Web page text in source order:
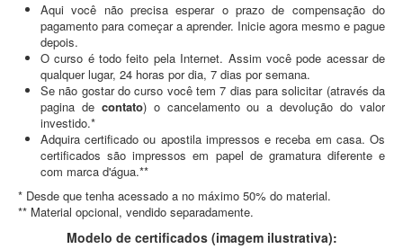
Aqui você não precisa esperar o prazo de compensação do
pagamento para começar a aprender. Inicie agora mesmo e pague
depois.
O curso é todo feito pela Internet. Assim você pode acessar de
qualquer lugar, 24 horas por dia, 7 dias por semana.
Se não gostar do curso você tem 7 dias para solicitar (através da
pagina de contato) o cancelamento ou a devolução do valor
investido.*
Adquira certificado ou apostila impressos e receba em casa. Os
certificados são impressos em papel de gramatura diferente e
com marca d'água.**
* Desde que tenha acessado a no máximo 50% do material.
** Material opcional, vendido separadamente.
Modelo de certificados (imagem ilustrativa):